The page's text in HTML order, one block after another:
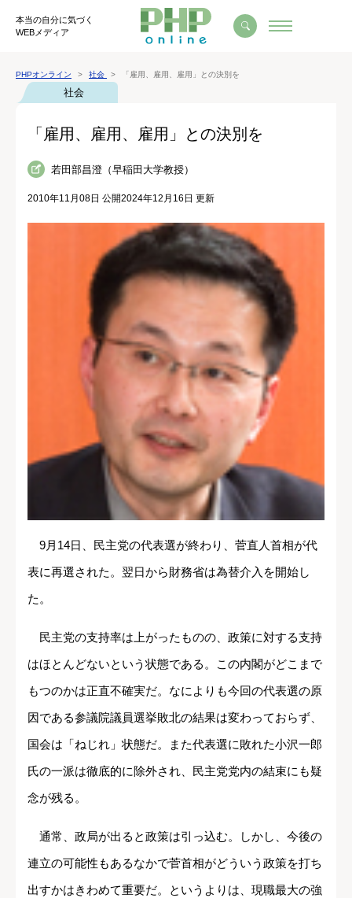
本当の自分に気づく
WEBメディア
PHPオンライン 社会 「雇用、雇用、雇用」との決別を
社会
「雇用、雇用、雇用」との決別を
若田部昌澄（早稲田大学教授）
2010年11月08日 公開2024年12月16日 更新
9月14日、民主党の代表選が終わり、菅直人首相が代
表に再選された。翌日から財務省は為替介入を開始し
た。
民主党の支持率は上がったものの、政策に対する支持
はほとんどないという状態である。この内閣がどこまで
もつのかは正直不確実だ。なによりも今回の代表選の原
因である参議院議員選挙敗北の結果は変わっておらず、
国会は「ねじれ」状態だ。また代表選に敗れた小沢一郎
氏の一派は徹底的に除外され、民主党党内の結束にも疑
念が残る。
通常、政局が出ると政策は引っ込む。しかし、今後の
連立の可能性もあるなかで菅首相がどういう政策を打ち
出すかはきわめて重要だ。というよりは、現職最大の強